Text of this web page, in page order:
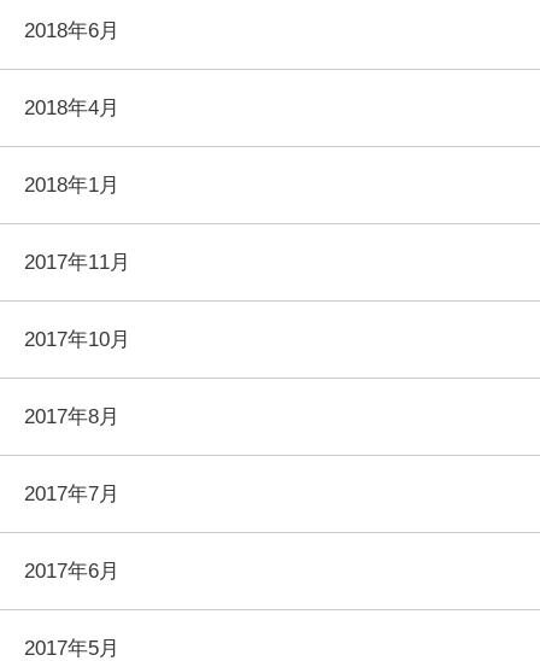
2018年6月
2018年4月
2018年1月
2017年11月
2017年10月
2017年8月
2017年7月
2017年6月
2017年5月